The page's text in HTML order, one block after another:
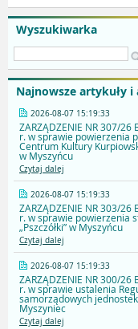
Wyszukiwarka
Najnowsze artykuły i
2026-08-07 15:19:33
ZARZĄDZENIE NR 307/26
r. w sprawie powierzenia
Centrum Kultury
w Myszyńcu
Czytaj dalej
2026-08-07 15:19:33
ZARZĄDZENIE NR 303/26
r. w sprawie powierzenia
„Pszczółki” w Myszyńcu
Czytaj dalej
2026-08-07 15:19:33
ZARZĄDZENIE NR 300/26
r. w sprawie ustalenia
samorządowych
Myszyniec
Czytaj dalej